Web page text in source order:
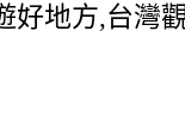
好地方,台灣